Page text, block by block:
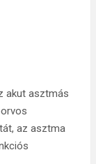
akut asztmás
az asztma